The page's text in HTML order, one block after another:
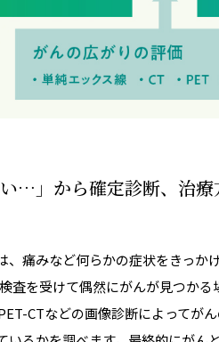
…」から確定診断、治療
、痛みなど何らかの症状をきっ
査を受けて偶然にがんが見つかる
CTなどの画像診断によってが